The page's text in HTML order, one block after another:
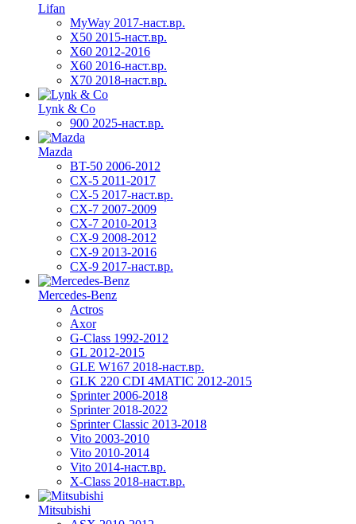
Lifan
MyWay 2017-наст.вр.
X50 2015-наст.вр.
X60 2012-2016
X60 2016-наст.вр.
X70 2018-наст.вр.
Lynk & Co
900 2025-наст.вр.
Mazda
BT-50 2006-2012
CX-5 2011-2017
CX-5 2017-наст.вр.
CX-7 2007-2009
CX-7 2010-2013
CX-9 2008-2012
CX-9 2013-2016
CX-9 2017-наст.вр.
Mercedes-Benz
Actros
Axor
G-Class 1992-2012
GL 2012-2015
GLE W167 2018-наст.вр.
GLK 220 CDI 4MATIC 2012-2015
Sprinter 2006-2018
Sprinter 2018-2022
Sprinter Classic 2013-2018
Vito 2003-2010
Vito 2010-2014
Vito 2014-наст.вр.
X-Class 2018-наст.вр.
Mitsubishi